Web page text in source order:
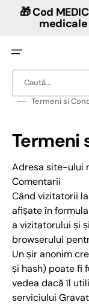
conținut🎁 Cod
Caută...
Termeni si
Termeni
Adresa site-ului
Comentarii
Când vizitatorii
afișate în
a vizitatorului și
browserului
Un șir anonim
și hash) poate fi
vedea dacă îl
serviciului